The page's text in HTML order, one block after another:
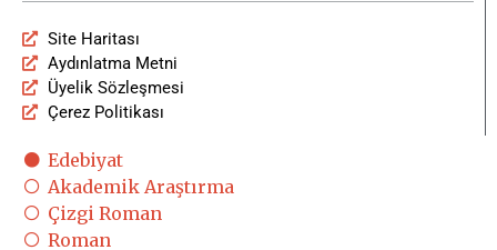
Site Haritası
Aydınlatma Metni
Üyelik Sözleşmesi
Çerez Politikası
Edebiyat
Akademik Araştırma
Çizgi Roman
Roman